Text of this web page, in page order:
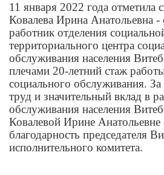
11 января 2022 года отметила
Ковалева Ирина Анатольевна
работник отделения
территориального центра
обслуживания населения
плечами 20-летний стаж
социального обслуживания.
труд и значительный вклад в
обслуживания населения
Ковалевой Ирине Анатольевне
благодарность председателя
исполнительного комитета.